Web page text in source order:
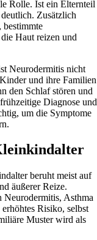
Rolle. Ist ein Elternteil
Zusätzlich
bestimmte
Haut reizen und
Neurodermitis nicht
und ihre Familien
den Schlaf stören und
Diagnose und
um die Symptome
beruht meist auf
äußerer Reize.
Neurodermitis, Asthma
Risiko, selbst
Muster wird als